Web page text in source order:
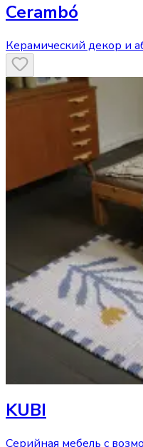
Cerambó
Керамический декор и
KUBI
Серийная мебель с